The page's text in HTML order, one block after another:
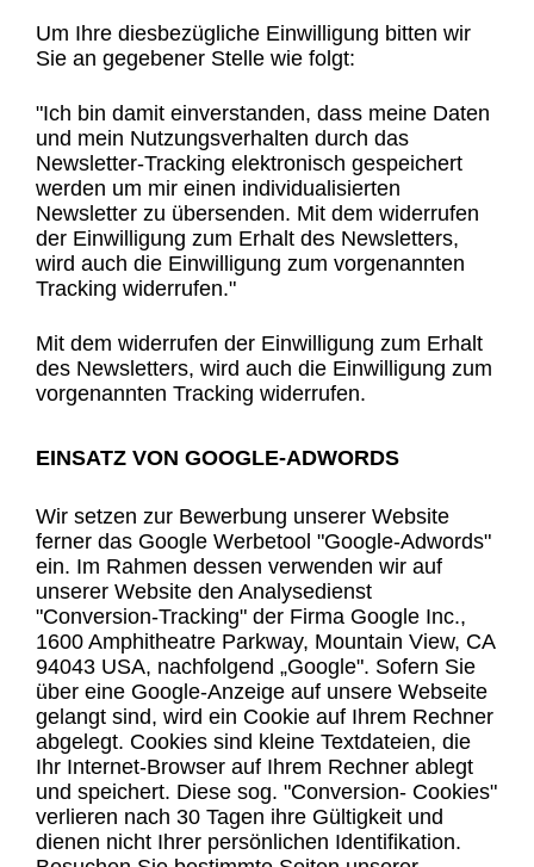
Um Ihre diesbezügliche Einwilligung bitten wir
Sie an gegebener Stelle wie folgt:
"Ich bin damit einverstanden, dass meine Daten
und mein Nutzungsverhalten durch das
Newsletter-Tracking elektronisch gespeichert
werden um mir einen individualisierten
Newsletter zu übersenden. Mit dem widerrufen
der Einwilligung zum Erhalt des Newsletters,
wird auch die Einwilligung zum vorgenannten
Tracking widerrufen."
Mit dem widerrufen der Einwilligung zum Erhalt
des Newsletters, wird auch die Einwilligung zum
vorgenannten Tracking widerrufen.
EINSATZ VON GOOGLE-ADWORDS
Wir setzen zur Bewerbung unserer Website
ferner das Google Werbetool "Google-Adwords"
ein. Im Rahmen dessen verwenden wir auf
unserer Website den Analysedienst
"Conversion-Tracking" der Firma Google Inc.,
1600 Amphitheatre Parkway, Mountain View, CA
94043 USA, nachfolgend „Google". Sofern Sie
über eine Google-Anzeige auf unsere Webseite
gelangt sind, wird ein Cookie auf Ihrem Rechner
abgelegt. Cookies sind kleine Textdateien, die
Ihr Internet-Browser auf Ihrem Rechner ablegt
und speichert. Diese sog. "Conversion- Cookies"
verlieren nach 30 Tagen ihre Gültigkeit und
dienen nicht Ihrer persönlichen Identifikation.